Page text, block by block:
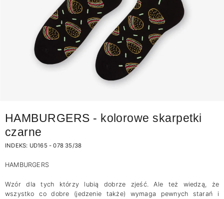
HAMBURGERS - kolorowe skarpetki
czarne
INDEKS: UD165 - 078 35/38
HAMBURGERS
Wzór dla tych którzy lubią dobrze zjeść. Ale też wiedzą, że
wszystko co dobre (jedzenie także) wymaga pewnych starań i